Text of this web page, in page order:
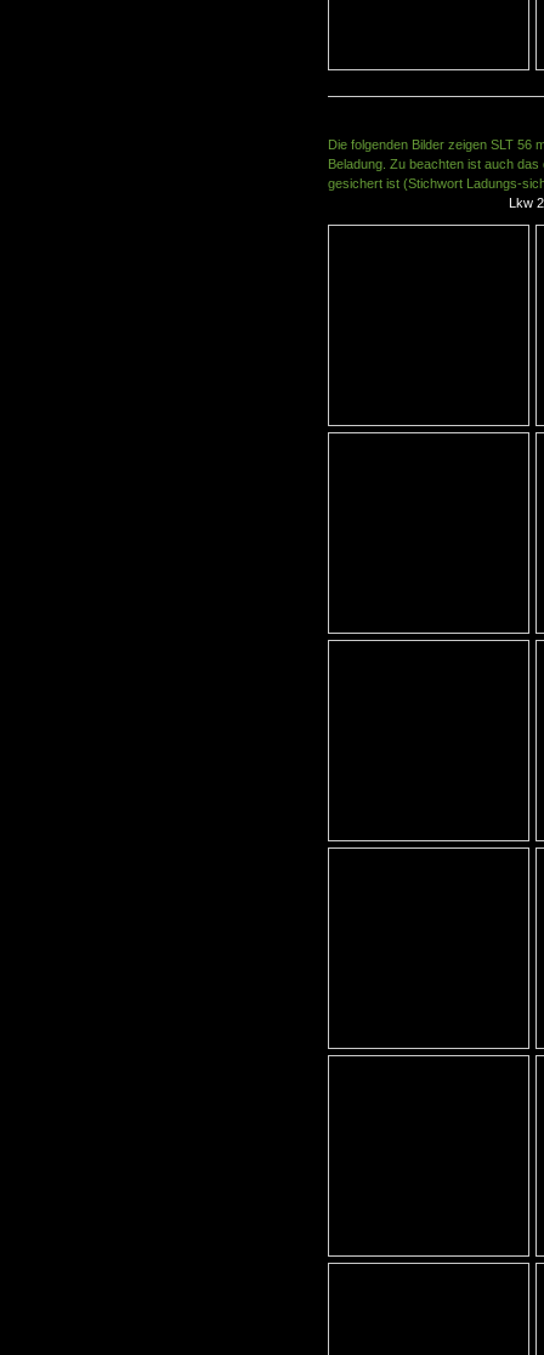
Die folgenden Bilder zeigen SLT 56
Beladung. Zu beachten ist auch
gesichert ist (Stichwort Ladungs-
Lkw